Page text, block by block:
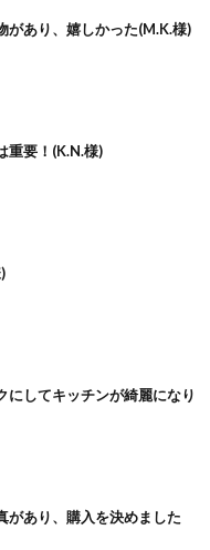
があり、嬉しかった(M.K.様)
重要！(K.N.様)
にしてキッチンが綺麗になり
があり、購入を決めました